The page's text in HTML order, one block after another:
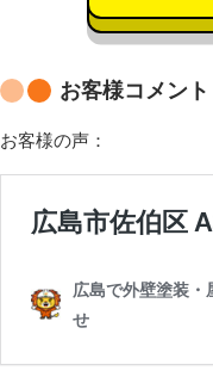
お客様コメント
お客様の声：